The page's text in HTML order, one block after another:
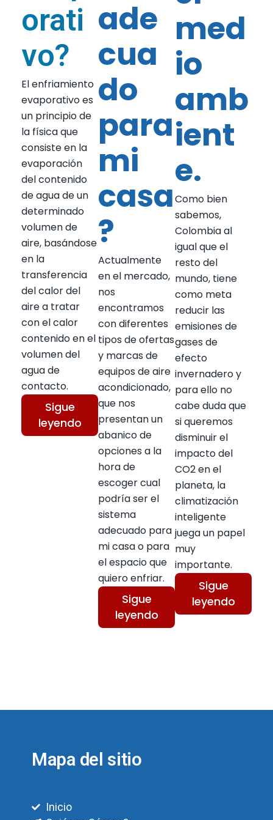
orati
vo?
El enfriamiento
evaporativo es
un principio de
la física que
consiste en la
evaporación
del contenido
de agua de un
determinado
volumen de
aire, basándose
en la
transferencia
del calor del
aire a tratar
con el calor
contenido en el
volumen del
agua de
contacto.
Sigue
leyendo
ade
cua
do
para
mi
casa
?
Actualmente
en el mercado,
nos
encontramos
con diferentes
tipos de ofertas
y marcas de
equipos de aire
acondicionado,
que nos
presentan un
abanico de
opciones a la
hora de
escoger cual
podría ser el
sistema
adecuado para
mi casa o para
el espacio que
quiero enfriar.
Sigue
leyendo
med
io
amb
ient
e.
Como bien
sabemos,
Colombia al
igual que el
resto del
mundo, tiene
como meta
reducir las
emisiones de
gases de
efecto
invernadero y
para ello no
cabe duda que
si queremos
disminuir el
impacto del
CO2 en el
planeta, la
climatización
inteligente
juega un papel
muy
importante.
Sigue
leyendo
Mapa del sitio
Inicio